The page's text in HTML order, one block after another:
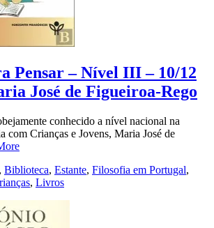
Pensar – Nível III – 10/12
José de Figueiroa-Rego
conhecido a nível nacional na
com Crianças e Jovens, Maria José de
, Biblioteca, Estante, Filosofia em Portugal,
, Livros